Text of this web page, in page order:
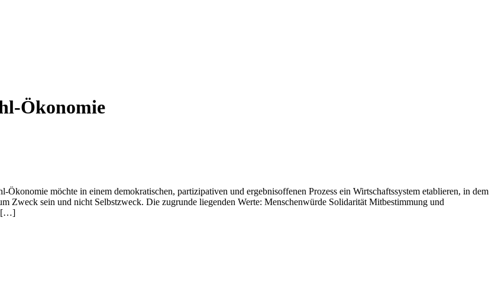
Ökonomie
möchte in einem demokratischen, partizipativen und ergebnisoffenen Prozess ein Wirtschaftssystem etablieren, in dem
Zweck sein und nicht Selbstzweck. Die zugrunde liegenden Werte: Menschenwürde Solidarität Mitbestimmung und
[…]